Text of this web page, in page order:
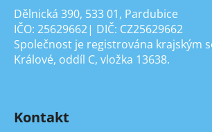
Dělnická 390, 533 01, Pardubice
IČO: 25629662| DIČ: CZ25629662
Společnost je registrována krajským
Králové, oddíl C, vložka 13638.
Kontakt